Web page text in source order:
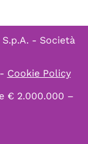
S.p.A. - Società
Cookie Policy
€ 2.000.000 –